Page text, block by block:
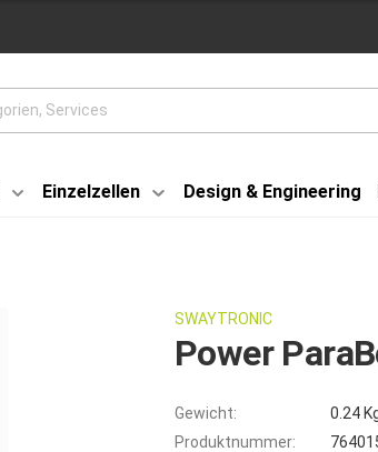
Einzelzellen Design & Engineering
SWAYTRONIC
Power
Gewicht:
0.24
Produktnummer: